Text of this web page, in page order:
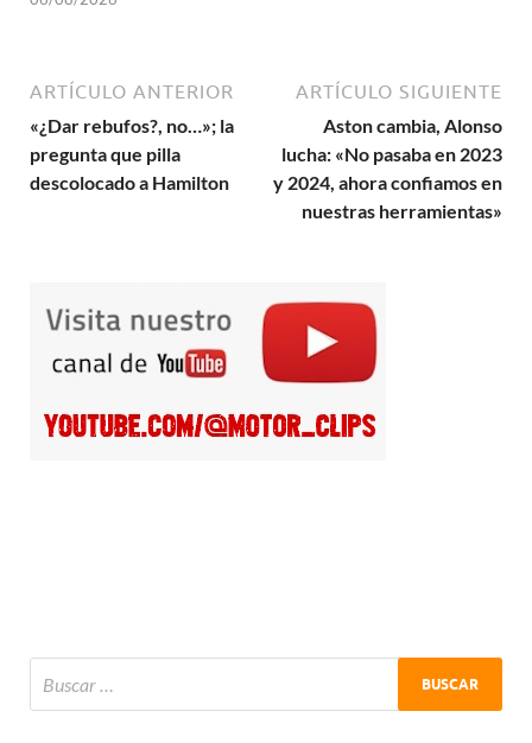
ARTÍCULO ANTERIOR
«¿Dar rebufos?, no…»; la
pregunta que pilla
descolocado a Hamilton
ARTÍCULO SIGUIENTE
Aston cambia, Alonso
lucha: «No pasaba en 2023
y 2024, ahora confiamos en
nuestras herramientas»